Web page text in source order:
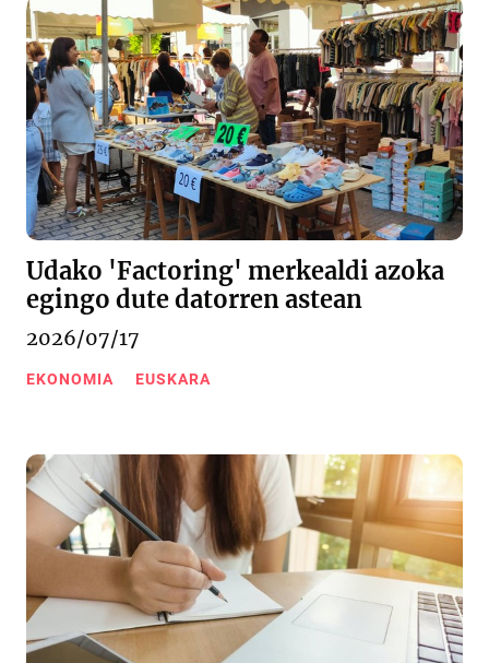
Udako 'Factoring' merkealdi azoka
egingo dute datorren astean
2026/07/17
EKONOMIA EUSKARA